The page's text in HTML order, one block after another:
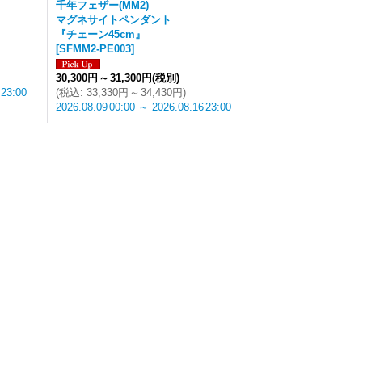
23:00
千年フェザー(MM2)
マグネサイトペンダント
『チェーン45cm』
[SFMM2-PE003]
30,300円 ～ 31,300円(税別)
(税込: 33,330円 ～ 34,430円)
2026.08.0900:00 ～ 2026.08.16 23:00